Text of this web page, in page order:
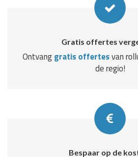
Gratis offertes
Ontvanggratis offertesvan
de regio!
Bespaar op de